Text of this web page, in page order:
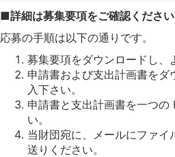
■詳細は募集要項をご確認ください
応募の手順は以下の通りです。
募集要項をダウンロードし、
申請書および支出計画書を
入下さい。
申請書と支出計画書を一つの
い。
当財団宛に、メールにファ
送りください。